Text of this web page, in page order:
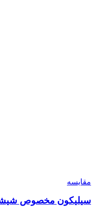
مقایسه
سیلیکون مخصوص شیشه